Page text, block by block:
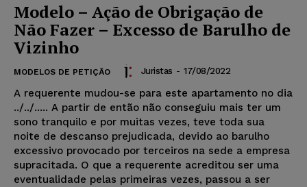
Modelo – Ação de Obrigação de
Não Fazer – Excesso de Barulho de
Vizinho
MODELOS DE PETIÇÃO Juristas - 17/08/2022
A requerente mudou-se para este apartamento no dia
../../..... A partir de então não conseguiu mais ter um
sono tranquilo e por muitas vezes, teve toda sua
noite de descanso prejudicada, devido ao barulho
excessivo provocado por terceiros na sede a empresa
supracitada. O que a requerente acreditou ser uma
eventualidade pelas primeiras vezes, passou a ser